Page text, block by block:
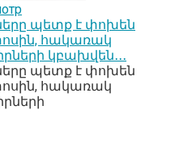
պետք է փոխեն
հակառակ
կբախվեն․․․
պետք է փոխեն
հակառակ